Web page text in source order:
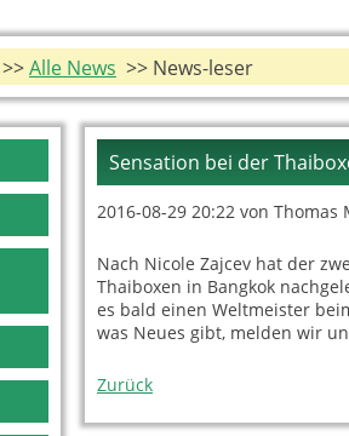
>>Alle News >> News-leser
Sensation bei der
2016-08-29 20:22 von Thomas
Nach Nicole Zajcev hat der
Thaiboxen in Bangkok
es bald einen Weltmeister
was Neues gibt, melden wir
Zurück